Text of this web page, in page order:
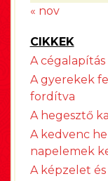
« nov
CIKKEK
A
A gyerekek
fordítva
A hegesztő
A kedvenc
napelemek
A képzelet